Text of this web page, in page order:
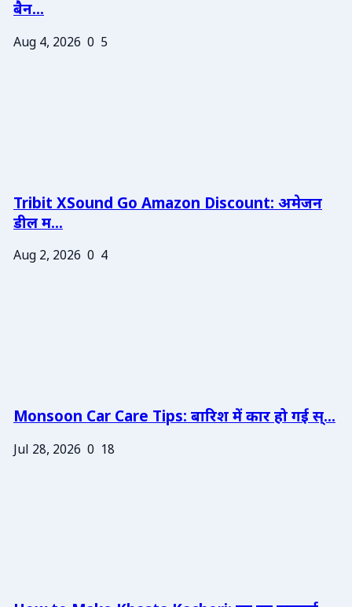
बैन...
Aug 4, 2026 0 5
Tribit XSound Go Amazon Discount: अमेजन
डील म...
Aug 2, 2026 0 4
Monsoon Car Care Tips: बारिश में कार हो गई स्...
Jul 28, 2026 0 18